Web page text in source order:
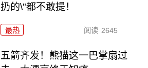
扔的\"都不敢提！
最热 阅读 2645
五箭齐发！熊猫这一巴掌扇过